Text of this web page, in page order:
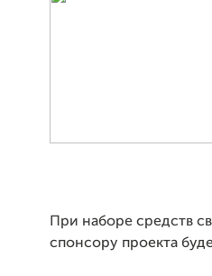
При наборе средств
спонсору проекта